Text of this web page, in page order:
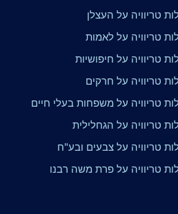
טריוויה על העצלן
טריוויה על לאמות
טריוויה על חיפושיות
טריוויה על חרקים
טריוויה על משפחות בעלי חיים
טריוויה על הגחלילית
טריוויה על צבעים ובע"ח
טריוויה על פרת משה רבנו